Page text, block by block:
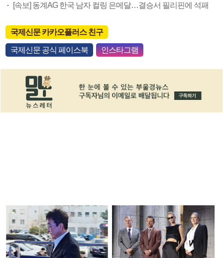
[속보] 동계AG 한국 남자 컬링 은메달…결승서 필리핀에 석패
국제신문 카카오플러스 친구
국제신문 공식 페이스북 인스타그램